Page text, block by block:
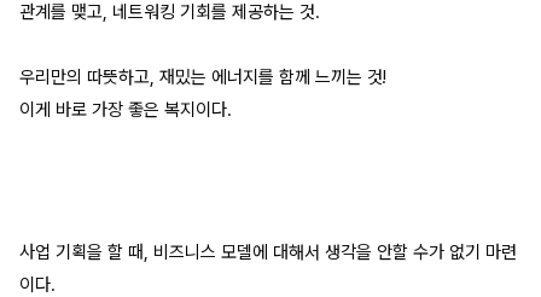
관계를 맺고, 네트워킹 기회를 제공하는 것.
우리만의 따뜻하고, 재밌는 에너지를 함께 느끼는 것!
이게 바로 가장 좋은 복지이다.
사업 기획을 할 때, 비즈니스 모델에 대해서 생각을 안할 수가 없기 마련
이다.